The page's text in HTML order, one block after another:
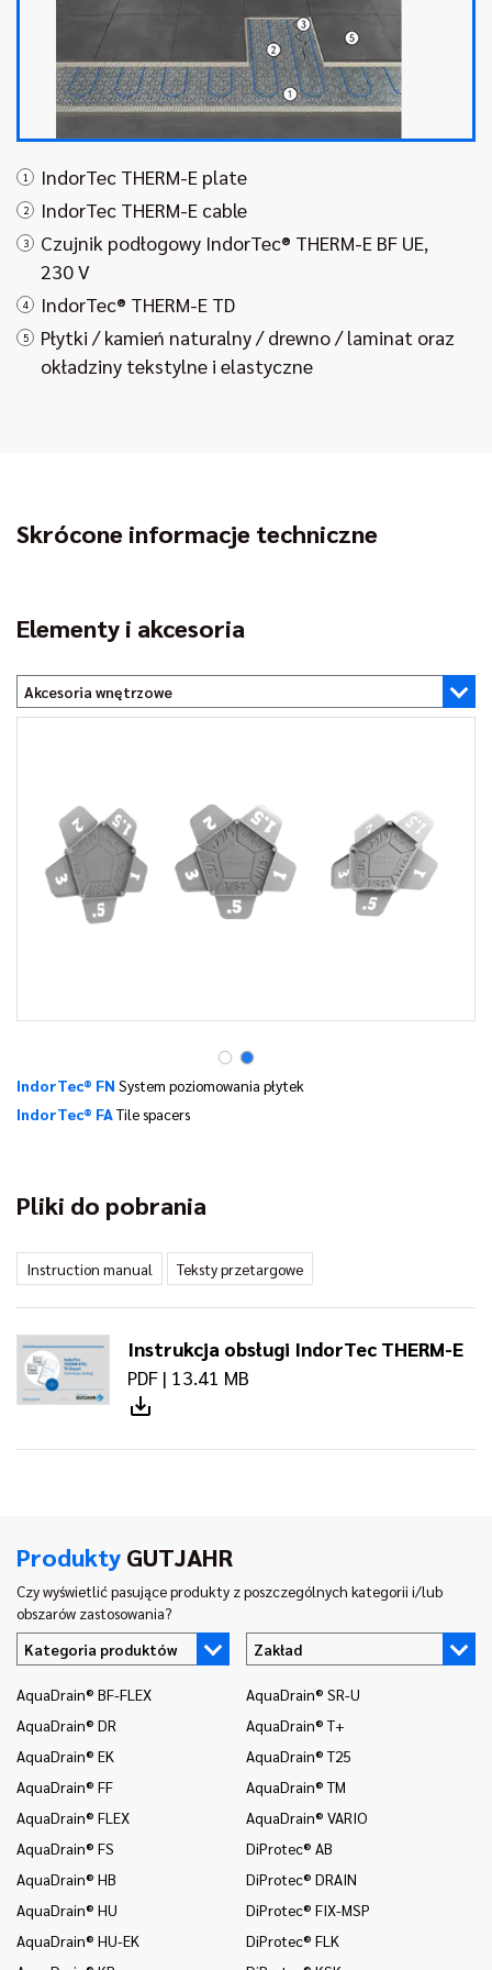
1 IndorTec THERM-E plate
2 IndorTec THERM-E cable
3
Czujnik podłogowy IndorTec® THERM-E BF UE,
230 V
4 IndorTec® THERM-E TD
5
Płytki / kamień naturalny / drewno / laminat oraz
okładziny tekstylne i elastyczne
Skrócone informacje techniczne
Elementy i akcesoria
Akcesoria wnętrzowe
IndorTec® FN System poziomowania płytek
IndorTec® FATile spacers
Pliki do pobrania
Instruction manual Teksty przetargowe
Instrukcja obsługi IndorTec THERM-E
PDF | 13.41 MB
Produkty GUTJAHR
Czy wyświetlić pasujące produkty z poszczególnych kategorii i/lub
obszarów zastosowania?
Kategoria produktów
Zakład
AquaDrain® BF-FLEX
AquaDrain® DR
AquaDrain® EK
AquaDrain® FF
AquaDrain® FLEX
AquaDrain® FS
AquaDrain® HB
AquaDrain® HU
AquaDrain® HU-EK
AquaDrain® SR-U
AquaDrain® T+
AquaDrain® T25
AquaDrain® TM
AquaDrain® VARIO
DiProtec® AB
DiProtec® DRAIN
DiProtec® FIX-MSP
DiProtec® FLK